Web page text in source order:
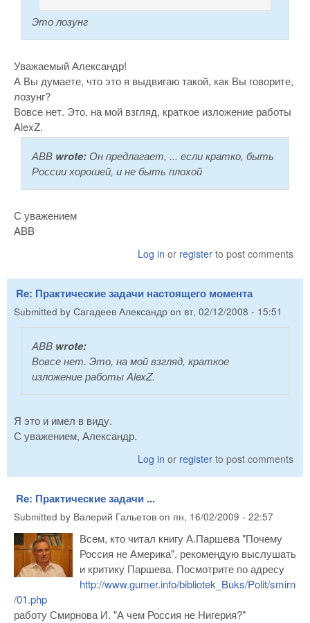
Это лозунг
Уважаемый Александр!
А Вы думаете, что это я выдвигаю такой, как Вы говорите,
лозунг?
Вовсе нет. Это, на мой взгляд, краткое изложение работы
AlexZ.
АВВ wrote:Он предлагает, ... если кратко, быть
России хорошей, и не быть плохой
С уважением
ABB
Log in or register to post comments
Re: Практические задачи настоящего момента
Submitted by Сагадеев Александр on вт, 02/12/2008 - 15:51
ABB wrote:
Вовсе нет. Это, на мой взгляд, краткое
изложение работы AlexZ.
Я это и имел в виду.
С уважением, Александр.
Log in or register to post comments
Re: Практические задачи ...
Submitted by Валерий Гальетов on пн, 16/02/2009 - 22:57
Всем, кто читал книгу А.Паршева "Почему
Россия не Америка", рекомендую выслушать
и критику Паршева. Посмотрите по адресу
http://www.gumer.info/bibliotek_Buks/Polit/smirn
/01.php
работу Смирнова И. "А чем Россия не Нигерия?"